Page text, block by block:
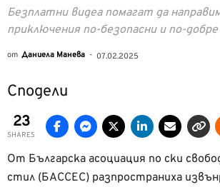
Безплатни видеа помагат да
приключения по-безопасни и по-добре
от Даниела Манева - 07.02.2025
Сподели
23
SHARES
От Българска асоциация по ски
стил (БАССЕС) разпространиха